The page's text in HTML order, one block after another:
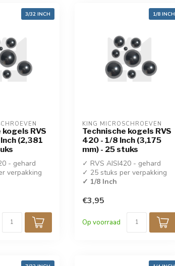
3/32 INCH
RVS
(2,381
- gehard
verpakking
1/8 INCH
KING MICROSCHROEVEN
Technische kogels RVS
420 - 1/8 Inch (3,175
mm) - 25 stuks
✓ RVS AISI420 - gehard
✓ 25 stuks per verpakking
✓ 1/8 Inch
€3,95
Op voorraad